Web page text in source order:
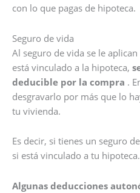
con lo que pagas de hipoteca.
Seguro de vida
Al seguro de vida se le
está vinculado a la hipoteca,
deducible por la compra .
desgravarlo por más que lo
tu vivienda.
Es decir, si tienes un seguro
si está vinculado a tu hipoteca.
Algunas deducciones